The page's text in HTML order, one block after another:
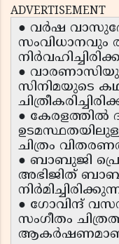
ADVERTISEMENT
● വർഷ
സംവിധാനവും
●
സിനിമയുടെ
● കേരളത്തിൽ
ചിത്രം
● ബാബുജി
അഭിജിത്
● ഗോവിന്ദ്
സംഗീതം